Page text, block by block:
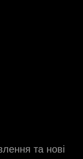
та нові